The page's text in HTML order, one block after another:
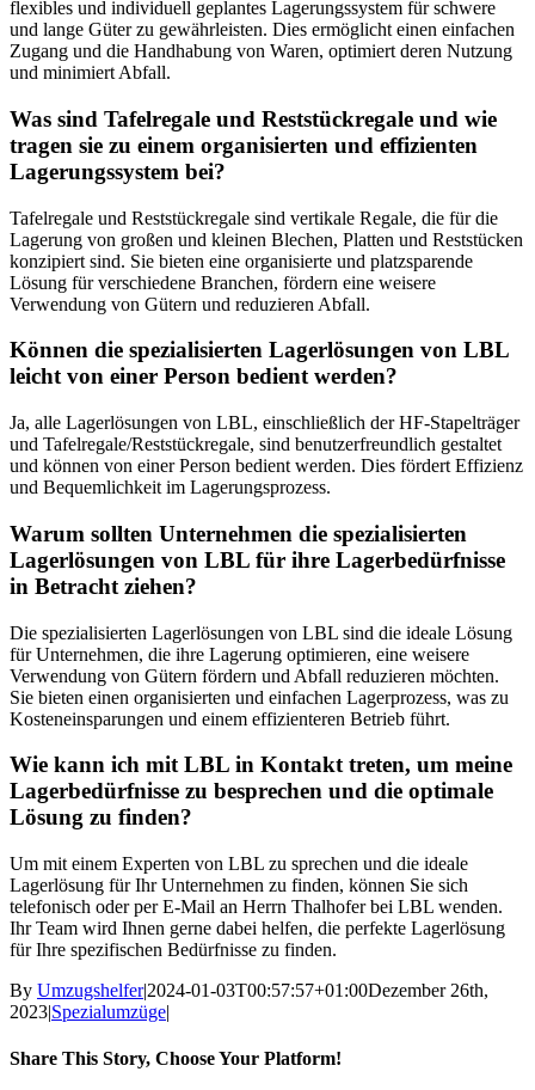
flexibles und individuell geplantes Lagerungssystem für schwere
und lange Güter zu gewährleisten. Dies ermöglicht einen einfachen
Zugang und die Handhabung von Waren, optimiert deren Nutzung
und minimiert Abfall.
Was sind Tafelregale und Reststückregale und wie
tragen sie zu einem organisierten und effizienten
Lagerungssystem bei?
Tafelregale und Reststückregale sind vertikale Regale, die für die
Lagerung von großen und kleinen Blechen, Platten und Reststücken
konzipiert sind. Sie bieten eine organisierte und platzsparende
Lösung für verschiedene Branchen, fördern eine weisere
Verwendung von Gütern und reduzieren Abfall.
Können die spezialisierten Lagerlösungen von LBL
leicht von einer Person bedient werden?
Ja, alle Lagerlösungen von LBL, einschließlich der HF-Stapelträger
und Tafelregale/Reststückregale, sind benutzerfreundlich gestaltet
und können von einer Person bedient werden. Dies fördert Effizienz
und Bequemlichkeit im Lagerungsprozess.
Warum sollten Unternehmen die spezialisierten
Lagerlösungen von LBL für ihre Lagerbedürfnisse
in Betracht ziehen?
Die spezialisierten Lagerlösungen von LBL sind die ideale Lösung
für Unternehmen, die ihre Lagerung optimieren, eine weisere
Verwendung von Gütern fördern und Abfall reduzieren möchten.
Sie bieten einen organisierten und einfachen Lagerprozess, was zu
Kosteneinsparungen und einem effizienteren Betrieb führt.
Wie kann ich mit LBL in Kontakt treten, um meine
Lagerbedürfnisse zu besprechen und die optimale
Lösung zu finden?
Um mit einem Experten von LBL zu sprechen und die ideale
Lagerlösung für Ihr Unternehmen zu finden, können Sie sich
telefonisch oder per E-Mail an Herrn Thalhofer bei LBL wenden.
Ihr Team wird Ihnen gerne dabei helfen, die perfekte Lagerlösung
für Ihre spezifischen Bedürfnisse zu finden.
By Umzugshelfer|2024-01-03T00:57:57+01:00Dezember 26th,
2023|Spezialumzüge|
Share This Story, Choose Your Platform!